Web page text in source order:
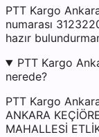
PTT Kargo
numarası
hazır
PTT Kargo
nerede?
PTT Kargo
ANKARA
MAHALLESİ